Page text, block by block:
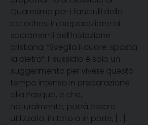
Quaresima per i fanciulli della
catechesi in preparazione ai
sacramenti dell’iniziazione
cristiana: “Sveglia il cuore: sposta
la pietra”. Il sussidio è solo un
suggerimento per vivere questo
tempo intenso in preparazione
alla Pasqua, e che,
naturalmente, potrà essere
utilizzato, in toto o in parte, […]